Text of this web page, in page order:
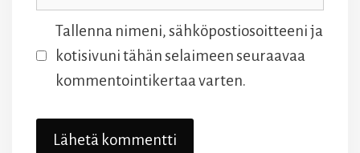
Tallenna nimeni, sähköpostiosoitteeni ja
kotisivuni tähän selaimeen seuraavaa
kommentointikertaa varten.